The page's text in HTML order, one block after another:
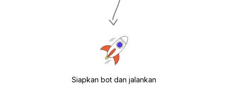
Siapkan bot dan jalankan